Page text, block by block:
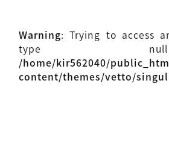
Warning: Trying to access
type
/home/kir562040/
content/themes/vetto/